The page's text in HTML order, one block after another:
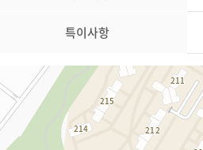
특이사항